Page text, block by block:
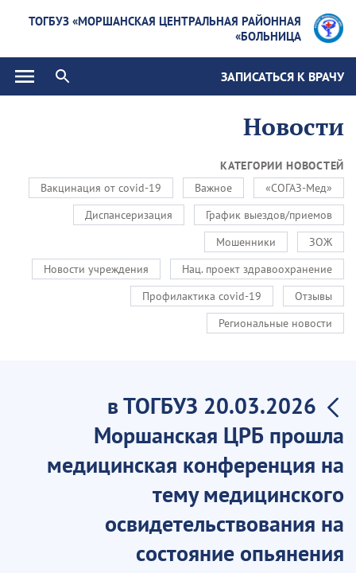
ТОГБУЗ «МОРШАНСКАЯ ЦЕНТРАЛЬНАЯ РАЙОННАЯ
БОЛЬНИЦА»
ЗАПИСАТЬСЯ К ВРАЧУ
Новости
КАТЕГОРИИ НОВОСТЕЙ
«СОГАЗ-Мед»
Важное
Вакцинация от covid-19
График выездов/приемов
Диспансеризация
ЗОЖ
Мошенники
Нац. проект здравоохранение
Новости учреждения
Отзывы
Профилактика covid-19
Региональные новости
20.03.2026 в ТОГБУЗ
Моршанская ЦРБ прошла
медицинская конференция на
тему медицинского
освидетельствования на
состояние опьянения